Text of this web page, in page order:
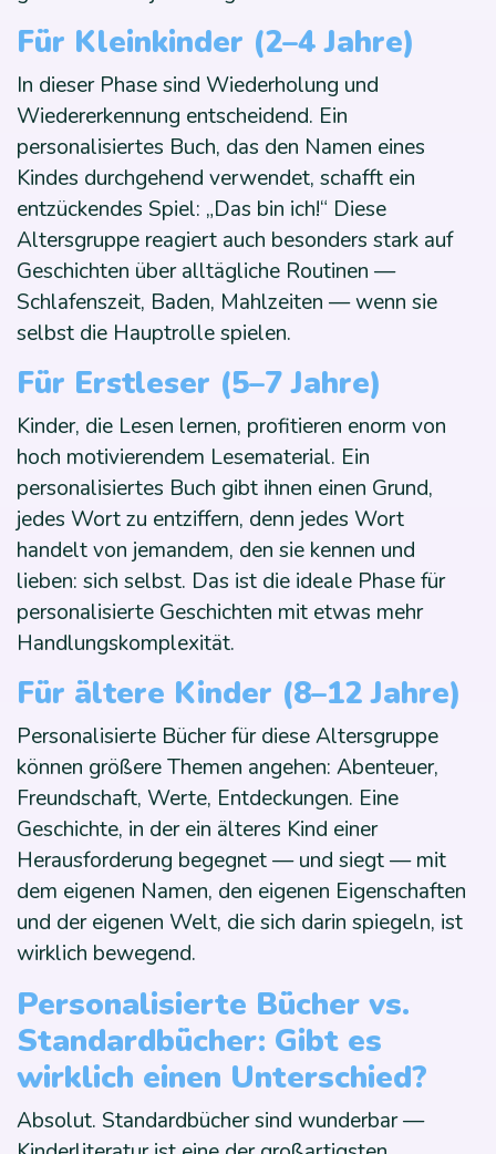
Für Kleinkinder (2–4 Jahre)
In dieser Phase sind Wiederholung und
Wiedererkennung entscheidend. Ein
personalisiertes Buch, das den Namen eines
Kindes durchgehend verwendet, schafft ein
entzückendes Spiel: „Das bin ich!“ Diese
Altersgruppe reagiert auch besonders stark auf
Geschichten über alltägliche Routinen —
Schlafenszeit, Baden, Mahlzeiten — wenn sie
selbst die Hauptrolle spielen.
Für Erstleser (5–7 Jahre)
Kinder, die Lesen lernen, profitieren enorm von
hoch motivierendem Lesematerial. Ein
personalisiertes Buch gibt ihnen einen Grund,
jedes Wort zu entziffern, denn jedes Wort
handelt von jemandem, den sie kennen und
lieben: sich selbst. Das ist die ideale Phase für
personalisierte Geschichten mit etwas mehr
Handlungskomplexität.
Für ältere Kinder (8–12 Jahre)
Personalisierte Bücher für diese Altersgruppe
können größere Themen angehen: Abenteuer,
Freundschaft, Werte, Entdeckungen. Eine
Geschichte, in der ein älteres Kind einer
Herausforderung begegnet — und siegt — mit
dem eigenen Namen, den eigenen Eigenschaften
und der eigenen Welt, die sich darin spiegeln, ist
wirklich bewegend.
Personalisierte Bücher vs.
Standardbücher: Gibt es
wirklich einen Unterschied?
Absolut. Standardbücher sind wunderbar —